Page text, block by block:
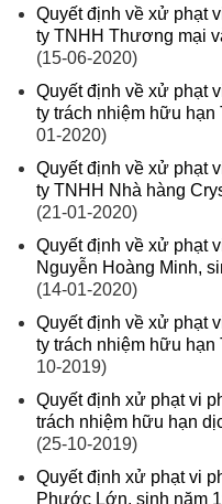
Quyết định về xử phạt
ty TNHH Thương mại
(15-06-2020)
Quyết định về xử phạt
ty trách nhiệm hữu
01-2020)
Quyết định về xử phạt
ty TNHH Nhà hàng
(21-01-2020)
Quyết định về xử phạt
Nguyễn Hoàng Minh,
(14-01-2020)
Quyết định về xử phạt
ty trách nhiệm hữu
10-2019)
Quyết định xử phạt vi
trách nhiệm hữu hạn
(25-10-2019)
Quyết định xử phạt vi
Phước Lớn, sinh năm